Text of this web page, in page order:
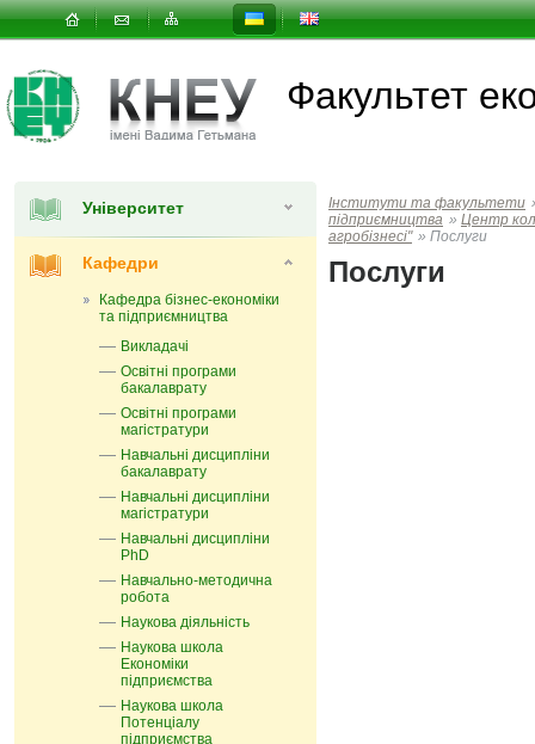
Факультет
Університет
Кафедри
Кафедра бізнес-економіки
та підприємництва
Викладачі
Освітні програми
бакалаврату
Освітні програми
магістратури
Навчальні дисципліни
бакалаврату
Навчальні дисципліни
магістратури
Навчальні дисципліни
PhD
Навчально-методична
робота
Наукова діяльність
Наукова школа
Економіки
підприємства
Наукова школа
Потенціалу
підприємства
Інститути та факультети
підприємництва » Центр
агробізнесі" » Послуги
Послуги